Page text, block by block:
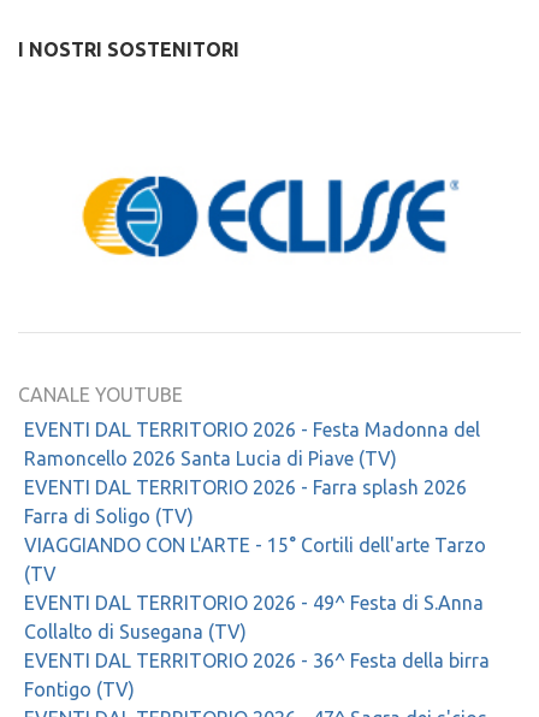
I NOSTRI SOSTENITORI
CANALE YOUTUBE
EVENTI DAL TERRITORIO 2026 - Festa Madonna del
Ramoncello 2026 Santa Lucia di Piave (TV)
EVENTI DAL TERRITORIO 2026 - Farra splash 2026
Farra di Soligo (TV)
VIAGGIANDO CON L'ARTE - 15° Cortili dell'arte Tarzo
(TV
EVENTI DAL TERRITORIO 2026 - 49^ Festa di S.Anna
Collalto di Susegana (TV)
EVENTI DAL TERRITORIO 2026 - 36^ Festa della birra
Fontigo (TV)